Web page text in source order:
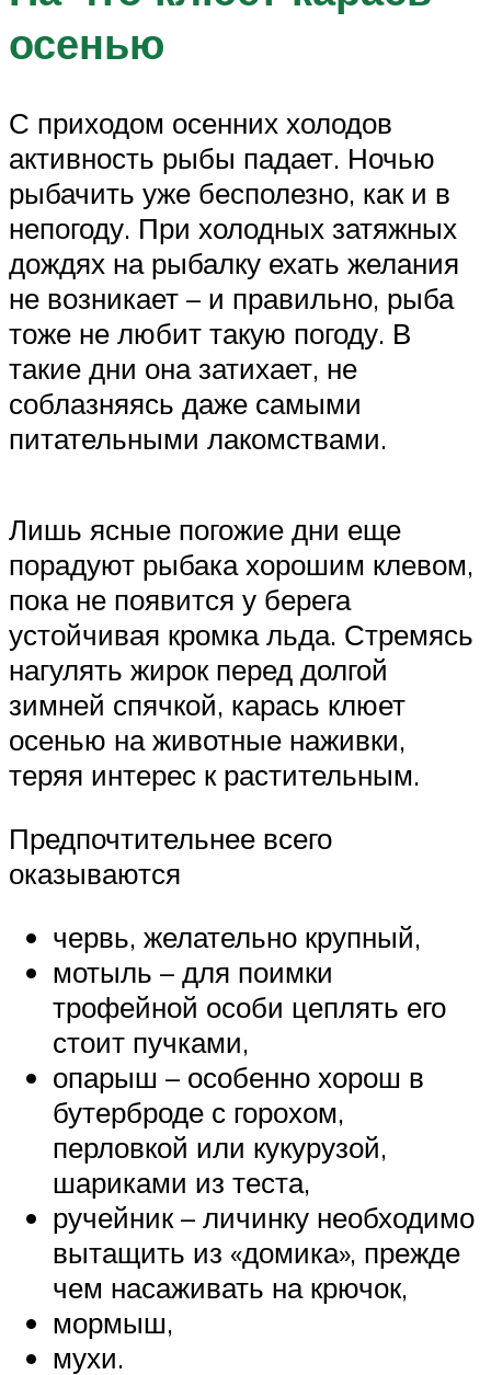
осенью
С приходом осенних холодов
активность рыбы падает. Ночью
рыбачить уже бесполезно, как и в
непогоду. При холодных затяжных
дождях на рыбалку ехать желания
не возникает – и правильно, рыба
тоже не любит такую погоду. В
такие дни она затихает, не
соблазняясь даже самыми
питательными лакомствами.
Лишь ясные погожие дни еще
порадуют рыбака хорошим клевом,
пока не появится у берега
устойчивая кромка льда. Стремясь
нагулять жирок перед долгой
зимней спячкой, карась клюет
осенью на животные наживки,
теряя интерес к растительным.
Предпочтительнее всего
оказываются
червь, желательно крупный,
мотыль – для поимки
трофейной особи цеплять его
стоит пучками,
опарыш – особенно хорош в
бутерброде с горохом,
перловкой или кукурузой,
шариками из теста,
ручейник – личинку необходимо
вытащить из «домика», прежде
чем насаживать на крючок,
мормыш,
мухи.